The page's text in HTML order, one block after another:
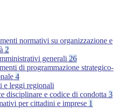
normativi su organizzazione e
2
generali 26
di programmazione strategico-
4
e leggi regionali
disciplinare e codice di condotta 3
per cittadini e imprese 1